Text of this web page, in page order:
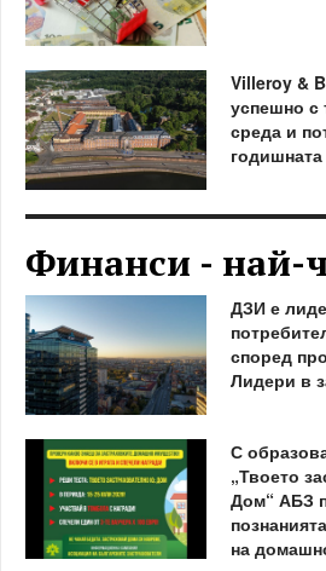
Villeroy &
успешно с
среда и
Финанси - най-
ДЗИ е
според
Лидери в
С
„Твоето
Дом“ АБЗ
на